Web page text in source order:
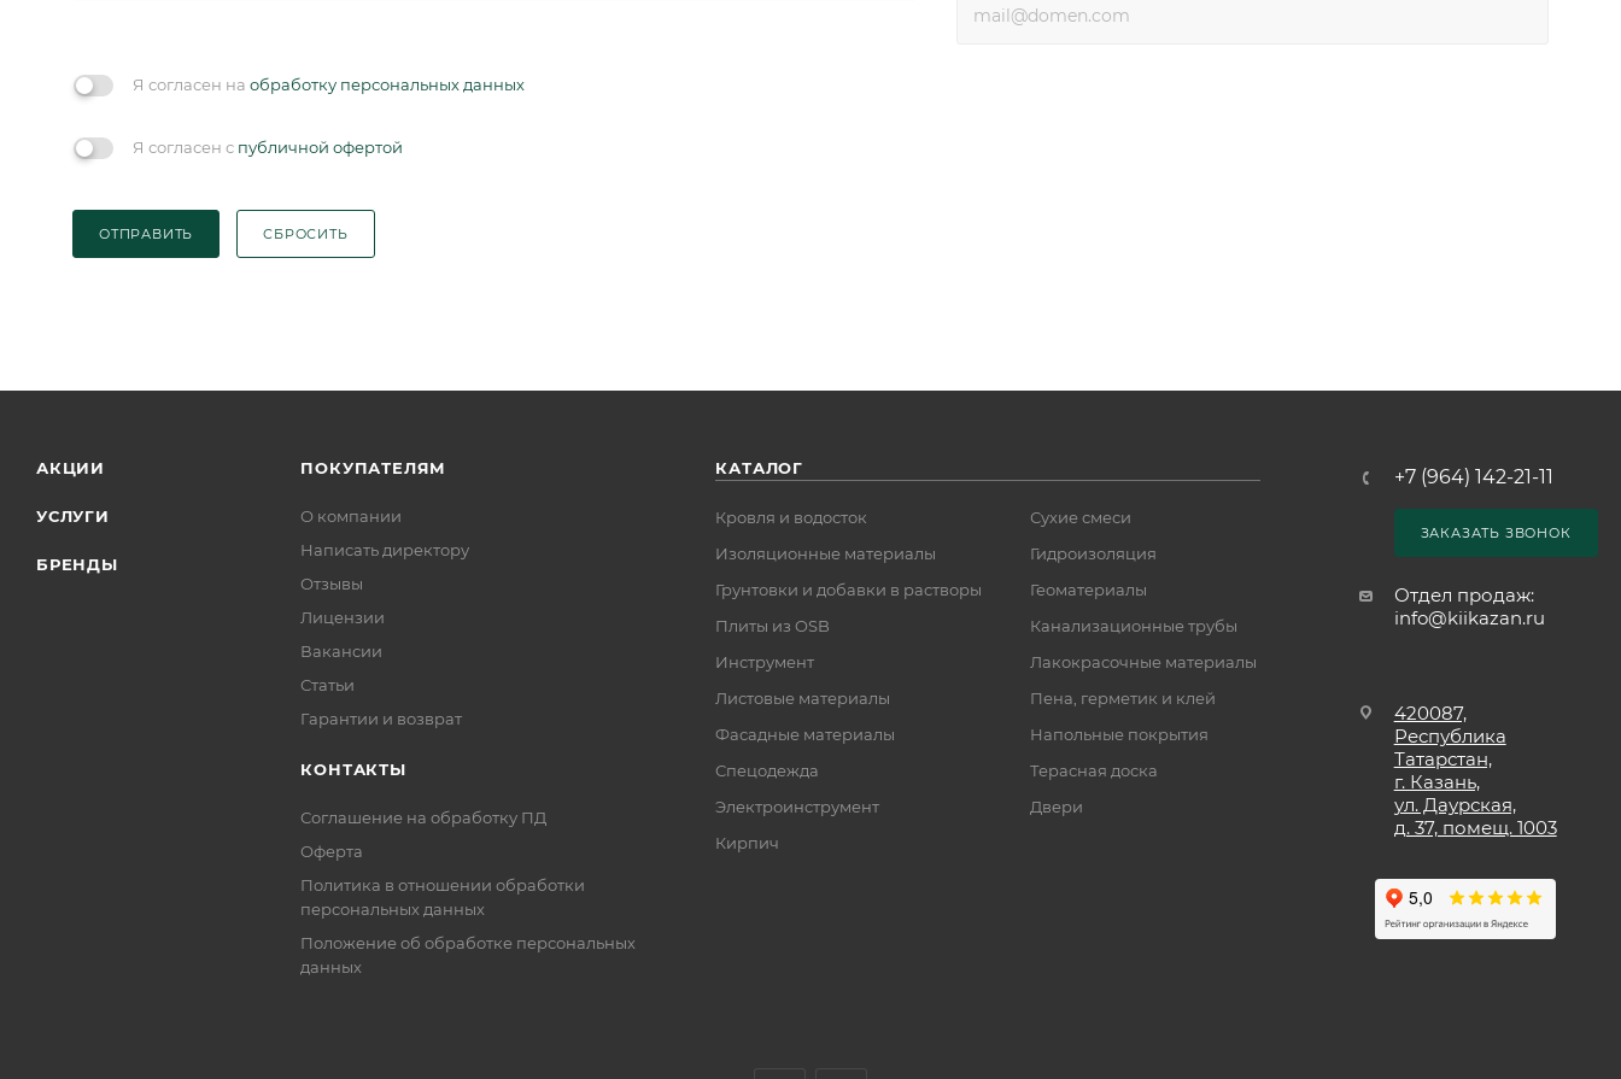
Я согласен на обработку персональных данных
Я согласен с публичной офертой
ОТПРАВИТЬ СБРОСИТЬ
АКЦИИ
УСЛУГИ
БРЕНДЫ
ПОКУПАТЕЛЯМ
О компании
Написать директору
Отзывы
Лицензии
Вакансии
Статьи
Гарантии и возврат
КОНТАКТЫ
Соглашение на обработку ПД
Оферта
Политика в отношении обработки
персональных данных
Положение об обработке персональных
данных
КАТАЛОГ
Кровля и водосток
Сухие смеси
Изоляционные материалы
Гидроизоляция
Грунтовки и добавки в растворы
Геоматериалы
Плиты из OSB
Канализационные трубы
Инструмент
Лакокрасочные материалы
Листовые материалы
Пена, герметик и клей
Фасадные материалы
Напольные покрытия
Спецодежда
Терасная доска
Электроинструмент
Двери
Кирпич
+7 (964) 142-21-11
ЗАКАЗАТЬ ЗВОНОК
Отдел продаж:
info@kiikazan.ru
420087,
Республика
Татарстан,
г. Казань,
ул. Даурская,
д. 37, помещ. 1003